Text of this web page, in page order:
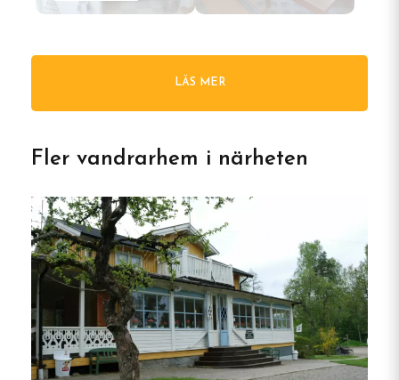
Vandrarhemmet Tallbacka i
Ängelsberg
I den pittoreska byn Ängelsberg erbjuder
Vandrarhemmet Tallbacka en rofylld tillflykt
omgiven av vacker natur och rik historia. Detta
charmiga vandrarhem är ett fint resmål för dig
som söker en lugn vistelse med enkel tillgång till
kulturella sevärdheter och friluftsliv.
LÄS MER
Fler vandrarhem i närheten